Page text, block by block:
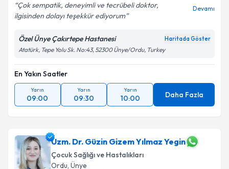
Çok sempatik, deneyimli ve tecrübeli doktor,
ilgisinden dolayı teşekkür ediyorum
Devamı
Özel Ünye Çakırtepe Hastanesi Haritada Göster
Atatürk, Tepe Yolu Sk. No:43, 52300 Ünye/Ordu, Turkey
En Yakın Saatler
Yarın
09:00
Yarın
09:30
Yarın
10:00 Daha Fazla
Uzm. Dr. Güzin Gizem Yılmaz Yegin
Çocuk Sağlığı ve Hastalıkları
Ordu, Ünye